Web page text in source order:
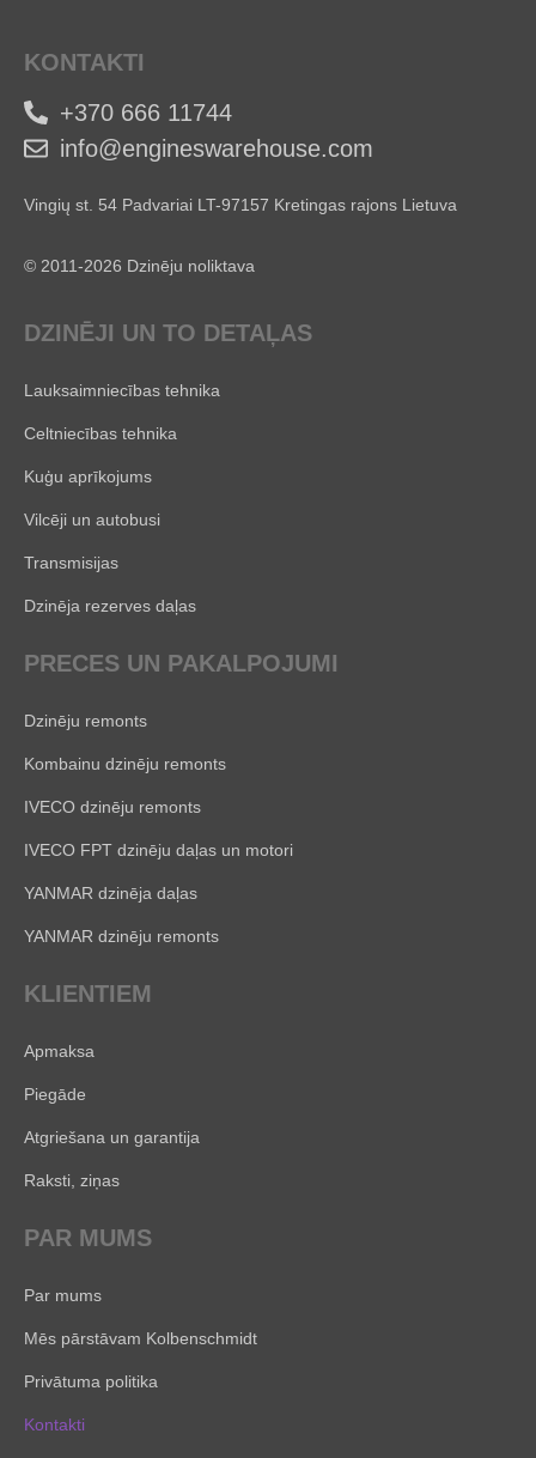
KONTAKTI
+370 666 11744
info@engineswarehouse.com
Vingių st. 54 Padvariai LT-97157 Kretingas rajons Lietuva
© 2011-2026 Dzinēju noliktava
DZINĒJI UN TO DETAĻAS
Lauksaimniecības tehnika
Celtniecības tehnika
Kuģu aprīkojums
Vilcēji un autobusi
Transmisijas
Dzinēja rezerves daļas
PRECES UN PAKALPOJUMI
Dzinēju remonts
Kombainu dzinēju remonts
IVECO dzinēju remonts
IVECO FPT dzinēju daļas un motori
YANMAR dzinēja daļas
YANMAR dzinēju remonts
KLIENTIEM
Apmaksa
Piegāde
Atgriešana un garantija
Raksti, ziņas
PAR MUMS
Par mums
Mēs pārstāvam Kolbenschmidt
Privātuma politika
Kontakti